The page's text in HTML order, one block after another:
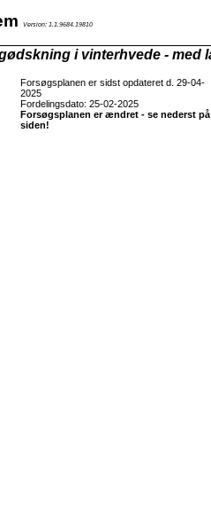
Version: 1.1.9684.19810
i vinterhvede - med
Forsøgsplanen er sidst opdateret d. 29-04-
2025
Fordelingsdato: 25-02-2025
Forsøgsplanen er ændret - se nederst på
siden!